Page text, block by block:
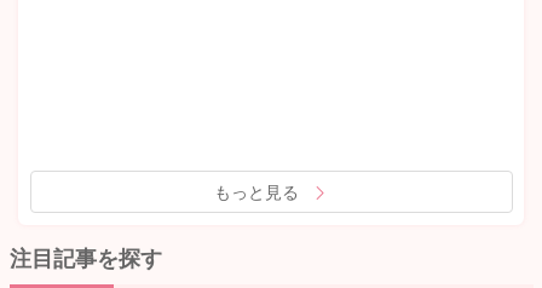
もっと見る
注目記事を探す